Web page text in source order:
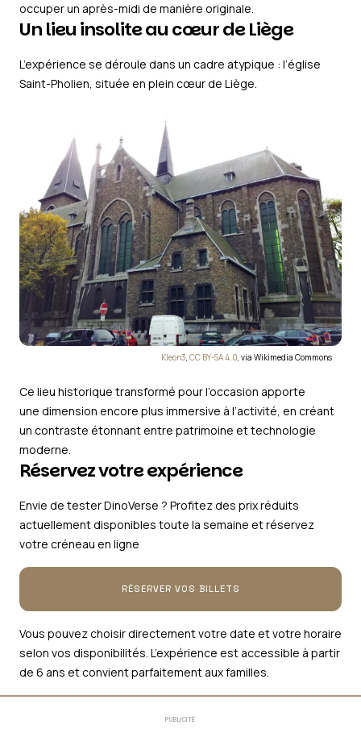
occuper un après-midi de manière originale.
Un lieu insolite au cœur de Liège
L’expérience se déroule dans un cadre atypique : l’église
Saint-Pholien, située en plein cœur de Liège.
Kleon3, CC BY-SA 4.0, via Wikimedia Commons
Ce lieu historique transformé pour l’occasion apporte
une dimension encore plus immersive à l’activité, en créant
un contraste étonnant entre patrimoine et technologie
moderne.
Réservez votre expérience
Envie de tester DinoVerse ? Profitez des prix réduits
actuellement disponibles toute la semaine et réservez
votre créneau en ligne
RÉSERVER VOS BILLETS
Vous pouvez choisir directement votre date et votre horaire
selon vos disponibilités. L’expérience est accessible à partir
de 6 ans et convient parfaitement aux familles.
PUBLICITÉ